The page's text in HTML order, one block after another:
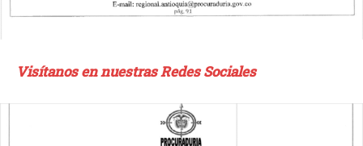
Visítanos en nuestras Redes Sociales